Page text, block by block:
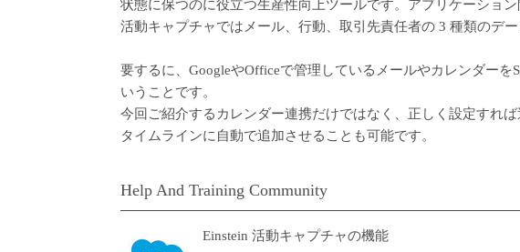
状態に保つのに役立つ生産性向上ツールです。アプリケーショ
活動キャプチャではメール、行動、取引先責任者の 3 種類のデー
要するに、GoogleやOfficeで管理しているメールやカレンダーを
いうことです。
今回ご紹介するカレンダー連携だけではなく、正しく設定すれ
タイムラインに自動で追加させることも可能です。
Help And Training Community
Einstein 活動キャプチャの機能